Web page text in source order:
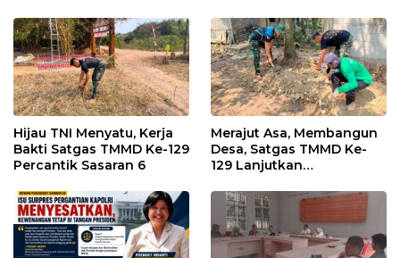
Hijau TNI Menyatu, Kerja
Bakti Satgas TMMD Ke-129
Percantik Sasaran 6
Merajut Asa, Membangun
Desa, Satgas TMMD Ke-
129 Lanjutkan